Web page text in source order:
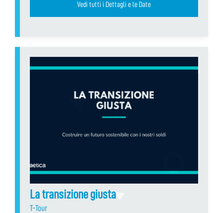
Vedi tutti i Dettagli e le Date
La transizione giusta
T-Tour